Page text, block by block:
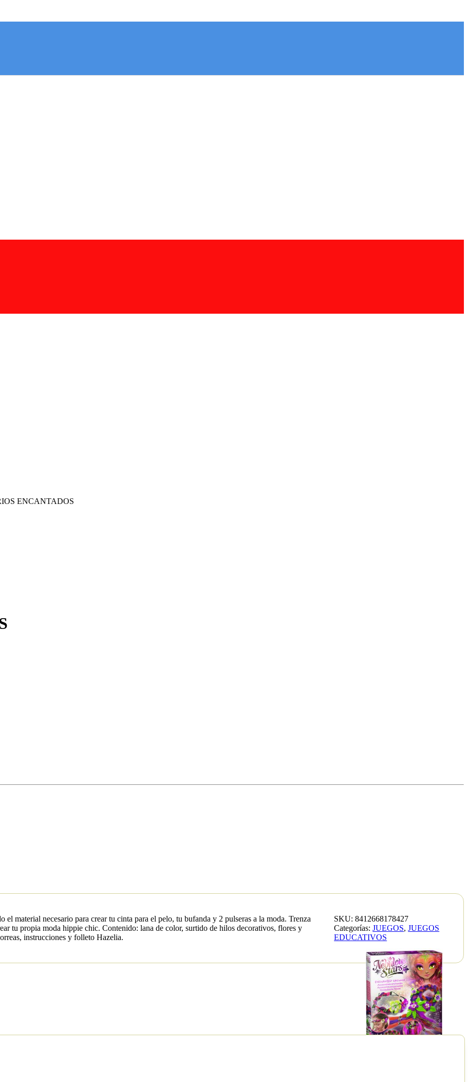
ENCANTADOS
material necesario para crear tu cinta para el pelo, tu bufanda y 2 pulseras a la moda. Trenza
tu propia moda hippie chic. Contenido: lana de color, surtido de hilos decorativos, flores y
instrucciones y folleto Hazelia.
SKU:8412668178427
Categorías:JUEGOS,JUEGOS
EDUCATIVOS